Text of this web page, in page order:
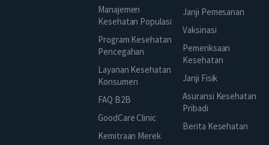
Manajemen
Kesehatan Populasi
Program Kesehatan
Pencegahan
Layanan Kesehatan
Konsumen
FAQ B2B
GoodCare Clinic
Kemitraan Merek
Janji Pemesanan
Vaksinasi
Pemeriksaan
Kesehatan
Janji Fisik
Asuransi Kesehatan
Pribadi
Berita Kesehatan